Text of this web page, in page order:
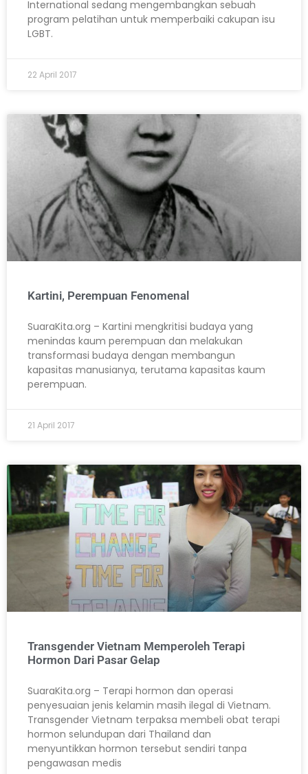
International sedang mengembangkan sebuah
program pelatihan untuk memperbaiki cakupan isu
LGBT.
22 April 2017
Kartini, Perempuan Fenomenal
SuaraKita.org – Kartini mengkritisi budaya yang
menindas kaum perempuan dan melakukan
transformasi budaya dengan membangun
kapasitas manusianya, terutama kapasitas kaum
perempuan.
21 April 2017
Transgender Vietnam Memperoleh Terapi
Hormon Dari Pasar Gelap
SuaraKita.org – Terapi hormon dan operasi
penyesuaian jenis kelamin masih ilegal di Vietnam.
Transgender Vietnam terpaksa membeli obat terapi
hormon selundupan dari Thailand dan
menyuntikkan hormon tersebut sendiri tanpa
pengawasan medis